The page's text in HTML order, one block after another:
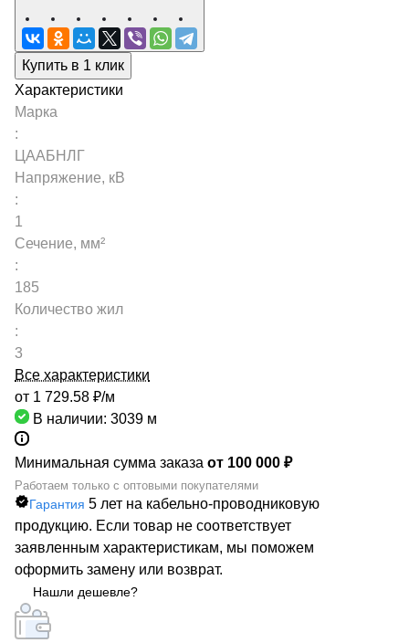
Купить в 1 клик
Характеристики
Марка
:
ЦААБНЛГ
Напряжение, кВ
:
1
Сечение, мм²
:
185
Количество жил
:
3
Все характеристики
от 1 729.58 ₽/м
В наличии: 3039 м
Минимальная сумма заказа от 100 000 ₽
Работаем только с оптовыми покупателями
Гарантия 5 лет на кабельно-проводниковую
продукцию. Если товар не соответствует
заявленным характеристикам, мы поможем
оформить замену или возврат.
Нашли дешевле?